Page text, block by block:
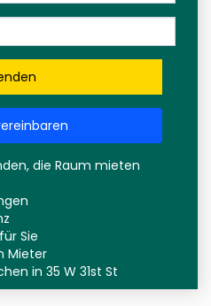
die Raum mieten
Sie
Mieter
in 35 W 31st St